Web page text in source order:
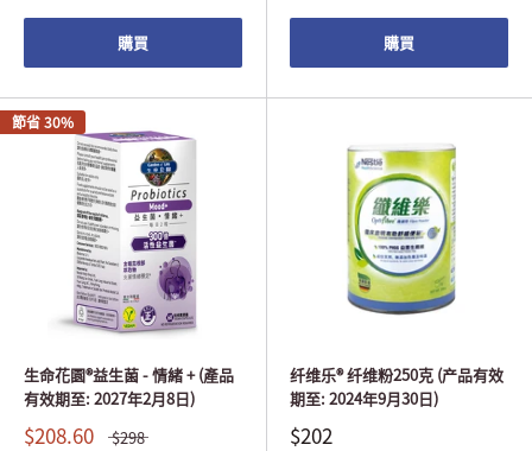
購買 購買
節省 30%
生命花園®益生菌 - 情緒 + (產品
有效期至: 2027年2月8日)
$208.60 $298
纤维乐® 纤维粉250克 (产品有效
期至: 2024年9月30日)
$202